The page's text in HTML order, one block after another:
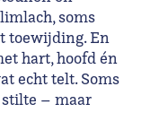
soms
toewijding. En
hart, hoofd én
echt telt. Soms
stilte – maar